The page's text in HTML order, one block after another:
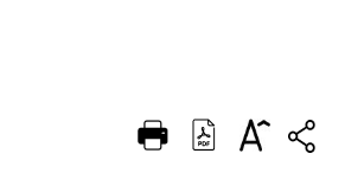
DEUTSCH